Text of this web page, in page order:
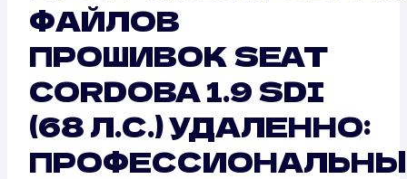
ФАЙЛОВ
ПРОШИВОК SEAT
CORDOBA 1.9 SDI
(68 Л.С.) УДАЛЕННО: